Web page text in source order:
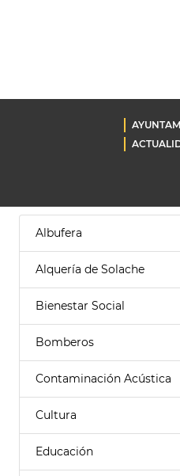
Albufera
Alquería de Solache
Bienestar Social
Bomberos
Contaminación Acústica
Cultura
Educación